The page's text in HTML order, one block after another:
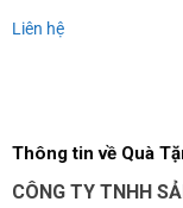
Liên hệ
Thông tin về Quà
CÔNG TY TNHH